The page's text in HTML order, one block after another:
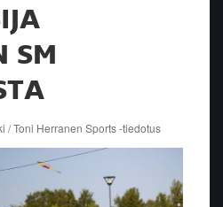
SM
/ Toni Herranen Sports -tiedotus